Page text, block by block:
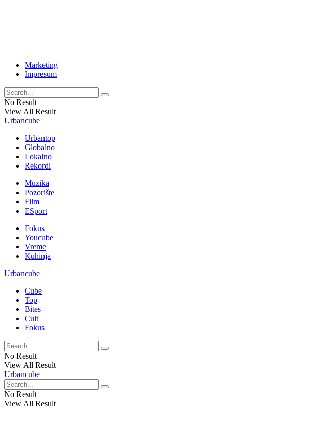
Marketing
Impresum
No Result
View All Result
Urbancube
Urbantop
Globalno
Lokalno
Rekordi
Muzika
Pozorište
Film
ESport
Fokus
Youcube
Vreme
Kuhinja
Urbancube
Cube
Top
Bites
Cult
Fokus
No Result
View All Result
Urbancube
No Result
View All Result